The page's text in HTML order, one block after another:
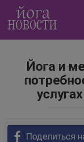
Перейти
контенту
Йога и
Поделиться